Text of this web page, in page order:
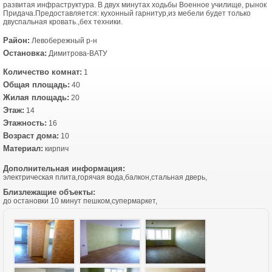
развитая инфраструктура. В двух минутах ходьбы Военное училище, рынок
Придача.Предоставляется: кухонный гарнитур,из мебели будет только
двуспальная кровать.,бех техники.
Район: Левобережный р-н
Остановка: Димитрова-ВАТУ
Количество комнат: 1
Общая площадь: 40
Жилая площадь: 20
Этаж: 14
Этажность: 16
Возраст дома: 10
Материал: кирпич
Дополнительная информация:
электрическая плита,горячая вода,балкон,стальная дверь,
Близлежащие объекты:
до остановки 10 минут пешком,супермаркет,